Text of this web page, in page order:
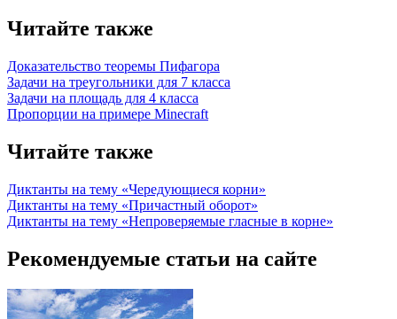
Читайте также
Доказательство теоремы Пифагора
Задачи на треугольники для 7 класса
Задачи на площадь для 4 класса
Пропорции на примере Minecraft
Читайте также
Диктанты на тему «Чередующиеся корни»
Диктанты на тему «Причастный оборот»
Диктанты на тему «Непроверяемые гласные в корне»
Рекомендуемые статьи на сайте